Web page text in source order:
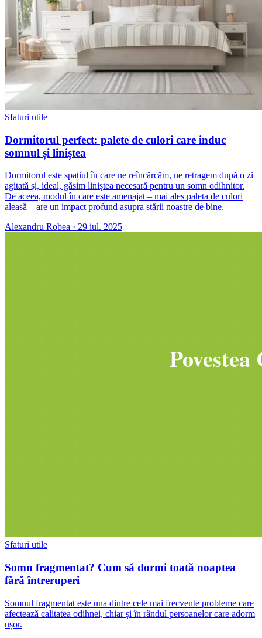
Sfaturi utile
Dormitorul perfect: palete de culori care induc
somnul și liniștea
Dormitorul este spațiul în care ne reîncărcăm, ne retragem după o zi
agitată și, ideal, găsim liniștea necesară pentru un somn odihnitor.
De aceea, modul în care este amenajat – mai ales paleta de culori
aleasă – are un impact profund asupra stării noastre de bine.
Alexandru Robea · 29 iul. 2025
Sfaturi utile
Somn fragmentat? Cum să dormi toată noaptea
fără întreruperi
Somnul fragmentat este una dintre cele mai frecvente probleme care
afectează calitatea odihnei, chiar și în rândul persoanelor care adorm
ușor.